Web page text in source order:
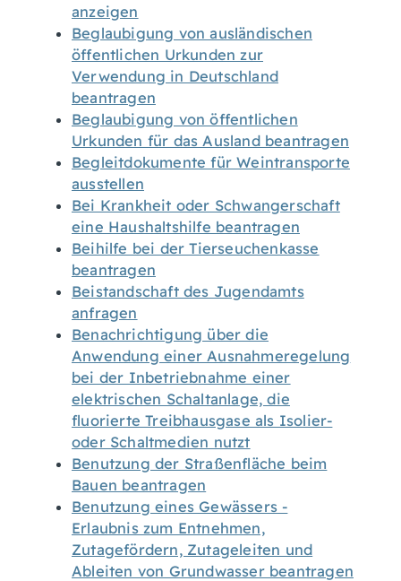
anzeigen
Beglaubigung von ausländischen
öffentlichen Urkunden zur
Verwendung in Deutschland
beantragen
Beglaubigung von öffentlichen
Urkunden für das Ausland beantragen
Begleitdokumente für Weintransporte
ausstellen
Bei Krankheit oder Schwangerschaft
eine Haushaltshilfe beantragen
Beihilfe bei der Tierseuchenkasse
beantragen
Beistandschaft des Jugendamts
anfragen
Benachrichtigung über die
Anwendung einer Ausnahmeregelung
bei der Inbetriebnahme einer
elektrischen Schaltanlage, die
fluorierte Treibhausgase als Isolier-
oder Schaltmedien nutzt
Benutzung der Straßenfläche beim
Bauen beantragen
Benutzung eines Gewässers -
Erlaubnis zum Entnehmen,
Zutagefördern, Zutageleiten und
Ableiten von Grundwasser beantragen